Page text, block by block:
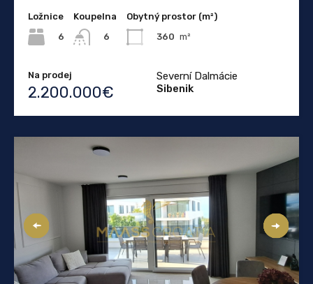
Ložnice
6
Koupelna
6
Obytný prostor (m²)
360 m²
Na prodej
2.200.000€
Severní Dalmácie
Sibenik